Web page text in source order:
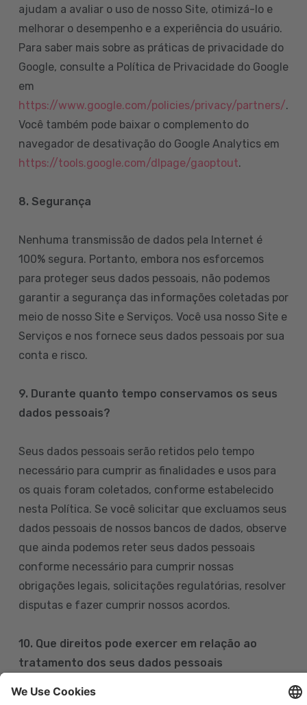
ajudam a avaliar o uso de nosso Site, otimizá-lo e
melhorar o desempenho e a experiência do usuário.
Para saber mais sobre as práticas de privacidade do
Google, consulte a Política de Privacidade do Google
em
https://www.google.com/policies/privacy/partners/.
Você também pode baixar o complemento do
navegador de desativação do Google Analytics em
https://tools.google.com/dlpage/gaoptout.
8. Segurança
Nenhuma transmissão de dados pela Internet é
100% segura. Portanto, embora nos esforcemos
para proteger seus dados pessoais, não podemos
garantir a segurança das informações coletadas por
meio de nosso Site e Serviços. Você usa nosso Site e
Serviços e nos fornece seus dados pessoais por sua
conta e risco.
9. Durante quanto tempo conservamos os seus
dados pessoais?
Seus dados pessoais serão retidos pelo tempo
necessário para cumprir as finalidades e usos para
os quais foram coletados, conforme estabelecido
nesta Política. Se você solicitar que excluamos seus
dados pessoais de nossos bancos de dados, observe
que ainda podemos reter seus dados pessoais
conforme necessário para cumprir nossas
obrigações legais, solicitações regulatórias, resolver
disputas e fazer cumprir nossos acordos.
10. Que direitos pode exercer em relação ao
tratamento dos seus dados pessoais